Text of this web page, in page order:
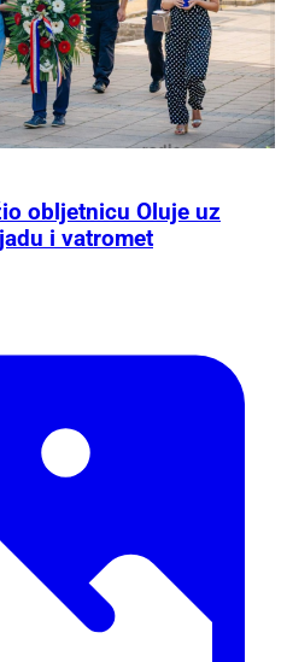
obljetnicu Oluje uz
i vatromet